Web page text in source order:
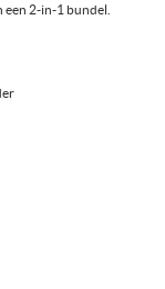
een 2-in-1 bundel.